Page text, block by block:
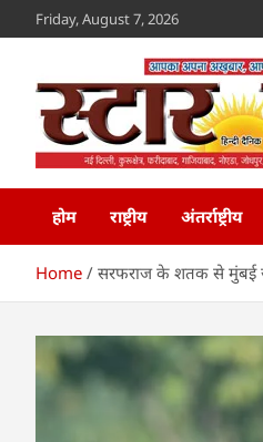
to
Friday, August 7, 2026
Star
होम
राष्ट्रीय अंतर्राष्ट्रीय
Home सरफराज के शतक से मुंबई